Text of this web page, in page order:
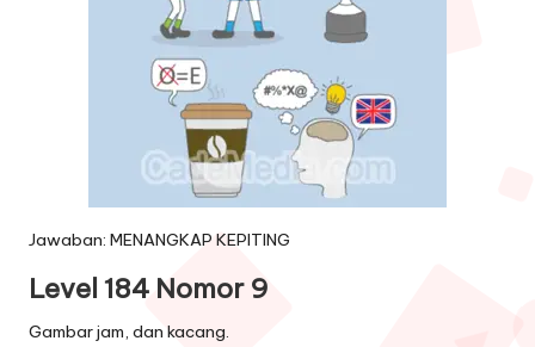
Jawaban: MENANGKAP KEPITING
Level 184 Nomor 9
Gambar jam, dan kacang.